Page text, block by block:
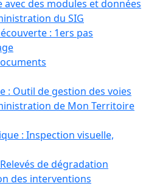
avec des modules et données
du SIG
: 1ers pas
: Outil de gestion des voies
de Mon Territoire
: Inspection visuelle,
de dégradation
des interventions